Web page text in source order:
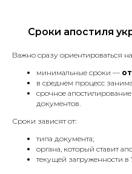
Сроки апостиля
Важно сразу ориентироваться
минимальные сроки —
в среднем процесс
срочное
документов.
Сроки зависят от:
типа документа;
органа, который ставит
текущей загруженности в
Справка о
в Польше и Украине
Услуга по легализации
для их использования за